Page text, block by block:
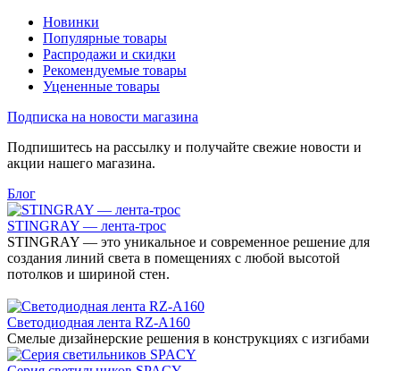
Новинки
Популярные товары
Распродажи и скидки
Рекомендуемые товары
Уцененные товары
Подписка на новости магазина
Подпишитесь на рассылку и получайте свежие новости и
акции нашего магазина.
Блог
STINGRAY — лента-трос
STINGRAY — это уникальное и современное решение для
создания линий света в помещениях с любой высотой
потолков и шириной стен.
Светодиодная лента RZ-A160
Смелые дизайнерские решения в конструкциях с изгибами